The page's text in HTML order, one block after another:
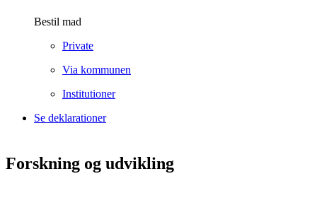
Bestil mad
Private
Via kommunen
Institutioner
Se deklarationer
Forskning og udvikling